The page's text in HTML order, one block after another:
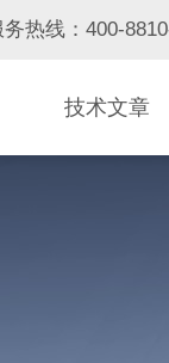
务热线：400-
技术文章